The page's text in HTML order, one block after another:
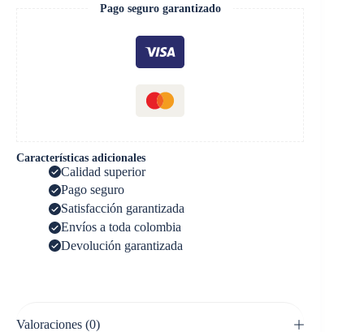
Pago seguro garantizado
Características adicionales
Calidad superior
Pago seguro
Satisfacción garantizada
Envíos a toda colombia
Devolución garantizada
Valoraciones (0)